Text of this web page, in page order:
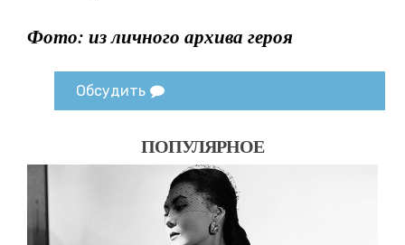
Фото: из личного архива героя
Обсудить
ПОПУЛЯРНОЕ